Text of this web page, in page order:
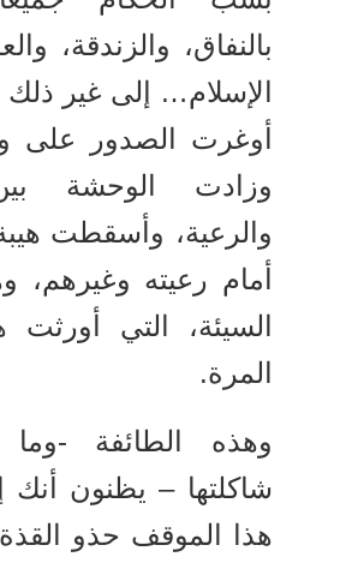
بالنفاق، والزندقة،
الإسلام… إلى غير
أوغرت الصدور على
وزادت الوحشة
والرعية، وأسقطت
أمام رعيته وغيرهم،
السيئة، التي أورثت
المرة.
وهذه الطائفة -
شاكلتها – يظنون أنك
هذا الموقف حذو